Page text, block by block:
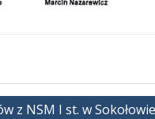
z NSM I st. w Sokołowie